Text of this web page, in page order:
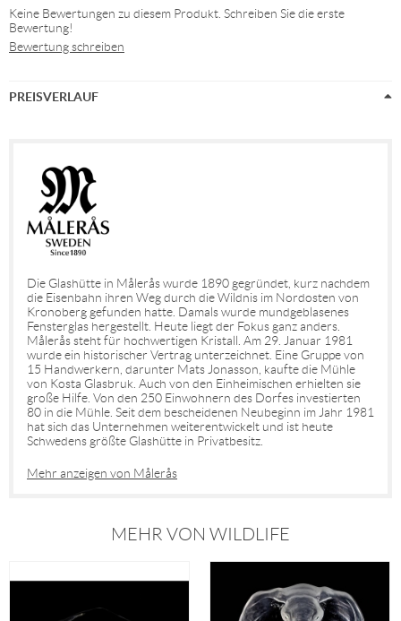
Keine Bewertungen zu diesem Produkt. Schreiben Sie die erste
Bewertung!
Bewertung schreiben
PREISVERLAUF
Die Glashütte in Målerås wurde 1890 gegründet, kurz nachdem
die Eisenbahn ihren Weg durch die Wildnis im Nordosten von
Kronoberg gefunden hatte. Damals wurde mundgeblasenes
Fensterglas hergestellt. Heute liegt der Fokus ganz anders.
Målerås steht für hochwertigen Kristall. Am 29. Januar 1981
wurde ein historischer Vertrag unterzeichnet. Eine Gruppe von
15 Handwerkern, darunter Mats Jonasson, kaufte die Mühle
von Kosta Glasbruk. Auch von den Einheimischen erhielten sie
große Hilfe. Von den 250 Einwohnern des Dorfes investierten
80 in die Mühle. Seit dem bescheidenen Neubeginn im Jahr 1981
hat sich das Unternehmen weiterentwickelt und ist heute
Schwedens größte Glashütte in Privatbesitz.
Mehr anzeigen von Målerås
MEHR VON WILDLIFE